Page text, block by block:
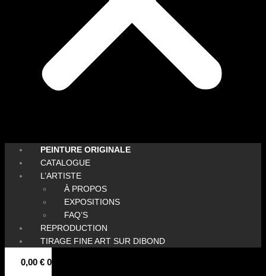
PEINTURE ORIGINALE
CATALOGUE
L’ARTISTE
À PROPOS
EXPOSITIONS
FAQ’S
REPRODUCTION
TIRAGE FINE ART SUR DIBOND
0,00 € 0